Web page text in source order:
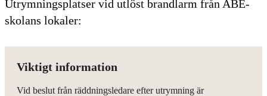
Utrymningsplatser vid utlöst brandlarm från ABE-
skolans lokaler:
Viktigt information
Vid beslut från räddningsledare efter utrymning är